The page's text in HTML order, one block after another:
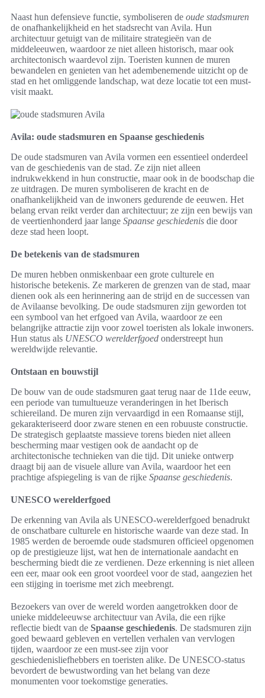
Naast hun defensieve functie, symboliseren de oude stadsmuren
de onafhankelijkheid en het stadsrecht van Avila. Hun
architectuur getuigt van de militaire strategieën van de
middeleeuwen, waardoor ze niet alleen historisch, maar ook
architectonisch waardevol zijn. Toeristen kunnen de muren
bewandelen en genieten van het adembenemende uitzicht op de
stad en het omliggende landschap, wat deze locatie tot een must-
visit maakt.
Avila: oude stadsmuren en Spaanse geschiedenis
De oude stadsmuren van Avila vormen een essentieel onderdeel
van de geschiedenis van de stad. Ze zijn niet alleen
indrukwekkend in hun constructie, maar ook in de boodschap die
ze uitdragen. De muren symboliseren de kracht en de
onafhankelijkheid van de inwoners gedurende de eeuwen. Het
belang ervan reikt verder dan architectuur; ze zijn een bewijs van
de veertienhonderd jaar lange Spaanse geschiedenis die door
deze stad heen loopt.
De betekenis van de stadsmuren
De muren hebben onmiskenbaar een grote culturele en
historische betekenis. Ze markeren de grenzen van de stad, maar
dienen ook als een herinnering aan de strijd en de successen van
de Avilaanse bevolking. De oude stadsmuren zijn geworden tot
een symbool van het erfgoed van Avila, waardoor ze een
belangrijke attractie zijn voor zowel toeristen als lokale inwoners.
Hun status als UNESCO werelderfgoed onderstreept hun
wereldwijde relevantie.
Ontstaan en bouwstijl
De bouw van de oude stadsmuren gaat terug naar de 11de eeuw,
een periode van tumultueuze veranderingen in het Iberisch
schiereiland. De muren zijn vervaardigd in een Romaanse stijl,
gekarakteriseerd door zware stenen en een robuuste constructie.
De strategisch geplaatste massieve torens bieden niet alleen
bescherming maar vestigen ook de aandacht op de
architectonische technieken van die tijd. Dit unieke ontwerp
draagt bij aan de visuele allure van Avila, waardoor het een
prachtige afspiegeling is van de rijke Spaanse geschiedenis.
UNESCO werelderfgoed
De erkenning van Avila als UNESCO-werelderfgoed benadrukt
de onschatbare culturele en historische waarde van deze stad. In
1985 werden de beroemde oude stadsmuren officieel opgenomen
op de prestigieuze lijst, wat hen de internationale aandacht en
bescherming biedt die ze verdienen. Deze erkenning is niet alleen
een eer, maar ook een groot voordeel voor de stad, aangezien het
een stijging in toerisme met zich meebrengt.
Bezoekers van over de wereld worden aangetrokken door de
unieke middeleeuwse architectuur van Avila, die een rijke
reflectie biedt van de Spaanse geschiedenis. De stadsmuren zijn
goed bewaard gebleven en vertellen verhalen van vervlogen
tijden, waardoor ze een must-see zijn voor
geschiedenisliefhebbers en toeristen alike. De UNESCO-status
bevordert de bewustwording van het belang van deze
monumenten voor toekomstige generaties.